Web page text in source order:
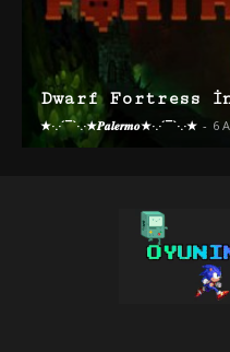
Dwarf Fortress
★·.·´¯`·.·★𝑷𝒂𝒍𝒆𝒓𝒎𝒐★·.·´¯`·.·★ - 6